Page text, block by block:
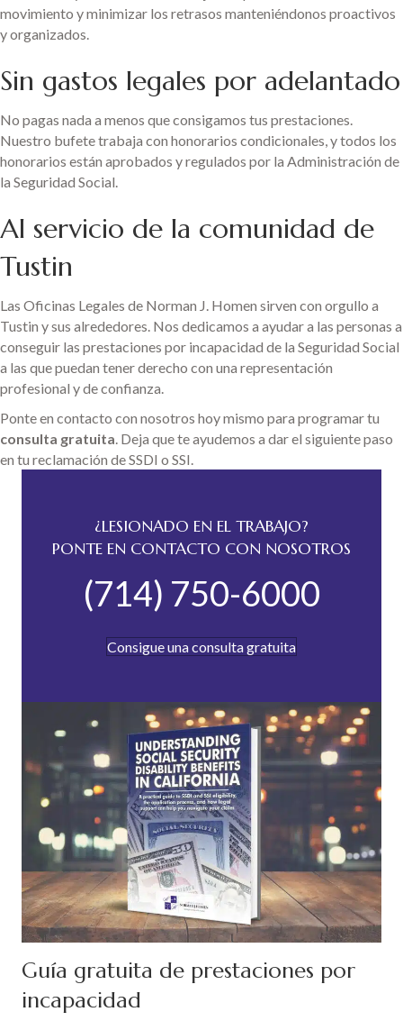
movimiento y minimizar los retrasos manteniéndonos proactivos
y organizados.
Sin gastos legales por adelantado
No pagas nada a menos que consigamos tus prestaciones.
Nuestro bufete trabaja con honorarios condicionales, y todos los
honorarios están aprobados y regulados por la Administración de
la Seguridad Social.
Al servicio de la comunidad de
Tustin
Las Oficinas Legales de Norman J. Homen sirven con orgullo a
Tustin y sus alrededores. Nos dedicamos a ayudar a las personas a
conseguir las prestaciones por incapacidad de la Seguridad Social
a las que puedan tener derecho con una representación
profesional y de confianza.
Ponte en contacto con nosotros hoy mismo para programar tu
consulta gratuita. Deja que te ayudemos a dar el siguiente paso
en tu reclamación de SSDI o SSI.
¿LESIONADO EN EL TRABAJO?
PONTE EN CONTACTO CON NOSOTROS
(714) 750-6000
Consigue una consulta gratuita
Guía gratuita de prestaciones por
incapacidad